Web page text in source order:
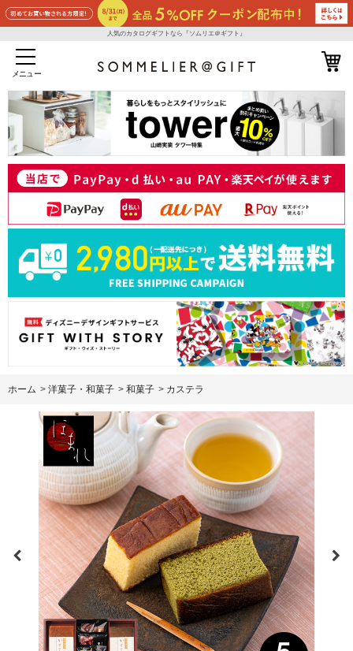
人気のカタログギフトなら『ソムリエ＠ギフト』
メニュー
ホーム > 洋菓子・和菓子 > 和菓子 > カステラ